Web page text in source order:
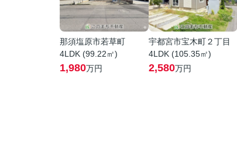
那須塩原市若草町
4LDK (99.22㎡)
1,980万円
宇都宮市宝木町２丁目
4LDK (105.35㎡)
2,580万円